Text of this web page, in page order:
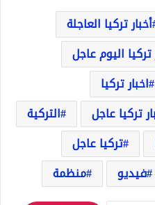
أخبار تركيا العاجلة
تركيا اليوم عاجل
اخبار تركيا
تركيا عاجل
التركية
تركيا عاجل
فيديو منظمة